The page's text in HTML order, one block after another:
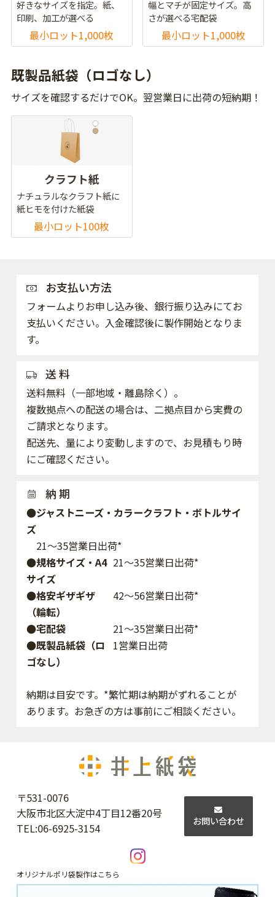
好きなサイズを指定。紙、
印刷、加工が選べる
最小ロット1,000枚
幅とマチが固定サイズ。高
さが選べる宅配袋
最小ロット1,000枚
既製品紙袋（ロゴなし）
サイズを確認するだけでOK。翌営業日に出荷の短納期！
クラフト紙
ナチュラルなクラフト紙に
紙ヒモを付けた紙袋
最小ロット100枚
お支払い方法
フォームよりお申し込み後、銀行振り込みにてお
支払いください。入金確認後に製作開始となりま
す。
送 料
送料無料（一部地域・離島除く）。
複数拠点への配送の場合は、二拠点目から実費の
ご請求となります。
配送先、量により変動しますので、お見積もり時
にご確認ください。
納 期
●ジャストニーズ・カラークラフト・ボトルサイ
ズ
21～35営業日出荷*
●規格サイズ・A4
サイズ
21～35営業日出荷*
●格安ギザギザ
（輪転）
42〜56営業日出荷*
●宅配袋
21～35営業日出荷*
●既製品紙袋（ロ
ゴなし）
1営業日出荷
納期は目安です。*繁忙期は納期がずれることが
あります。お急ぎの方は事前にご相談ください。
〒531-0076
大阪市北区大淀中4丁目12番20号
TEL:06-6925-3154
お問い合わせ
オリジナルポリ袋製作はこちら